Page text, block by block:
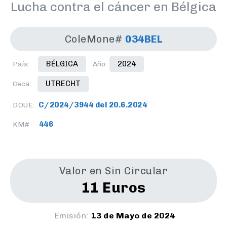
Lucha contra el cáncer en Bélgica
ColeMone# 034BEL
País: BÉLGICA Año: 2024
Ceca: UTRECHT
DOUE: C/2024/3944 del 20.6.2024
KM# 446
Valor en Sin Circular
11 Euros
Emisión: 13 de Mayo de 2024